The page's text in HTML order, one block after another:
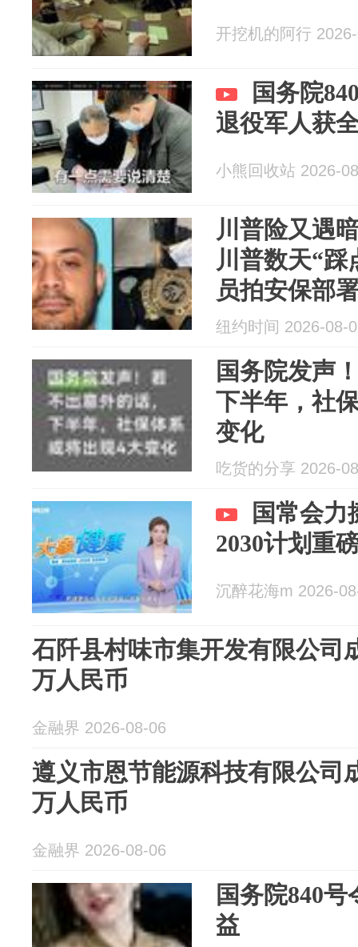
开挖机的阿行
国务院
退役军人获
小熊回收站 2026-
川普险又遇
川普数天“
员拍安保部
器库”
纽约时间 2026-08-
国务院发声
下半年，社
变化
吃货的分享 2026-
国常会力
2030计划重
沉醉花海m 2026-
石阡县村味市集开发有限公司
万人民币
金融界 2026-08-06
遵义市恩节能源科技有限公司
万人民币
金融界 2026-08-06
国务院840号
益